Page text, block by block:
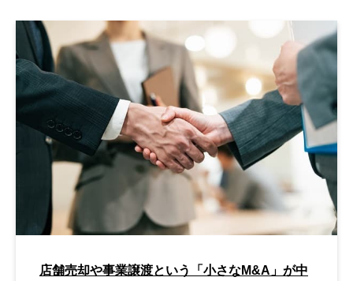
店舗売却や事業譲渡という「小さなM&A」が中